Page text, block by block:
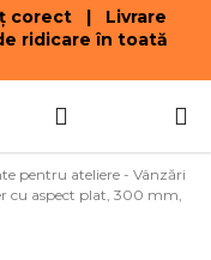
| Livrare
ridicare în toată
DE
pentru ateliere - Vânzări
cu aspect plat, 300 mm,